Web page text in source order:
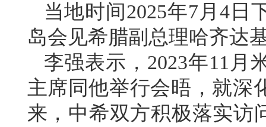
当地时间2025年7月4日
岛会见希腊副总理哈齐达
李强表示，2023年11月
主席同他举行会晤，就深
来，中希双方积极落实访